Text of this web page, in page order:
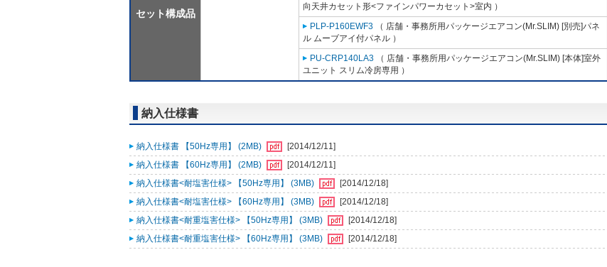
セット構成品
向天井カセット形<ファインパワーカセット>室内 ）
PLP-P160EWF3 （ 店舗・事務所用パッケージエアコン(Mr.SLIM) [別売]パネ
ル ムーブアイ付パネル ）
PU-CRP140LA3 （ 店舗・事務所用パッケージエアコン(Mr.SLIM) [本体]室外
ユニット スリム冷房専用 ）
納入仕様書
納入仕様書 【50Hz専用】 (2MB)
[2014/12/11]
納入仕様書 【60Hz専用】 (2MB)
[2014/12/11]
納入仕様書<耐塩害仕様> 【50Hz専用】 (3MB)
[2014/12/18]
納入仕様書<耐塩害仕様> 【60Hz専用】 (3MB)
[2014/12/18]
納入仕様書<耐重塩害仕様> 【50Hz専用】 (3MB)
[2014/12/18]
納入仕様書<耐重塩害仕様> 【60Hz専用】 (3MB)
[2014/12/18]